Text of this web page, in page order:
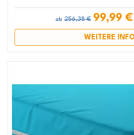
ab 256,38 € 99,99 €
WEITERE